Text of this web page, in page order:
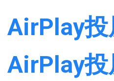
AirPlay投
AirPlay投